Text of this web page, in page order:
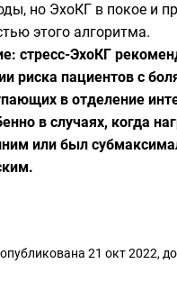
но ЭхоКГ в покое и
этого алгоритма.
стресс-ЭхоКГ
риска пациентов с
в отделение
в случаях, когда
или был
21 окт 2022,